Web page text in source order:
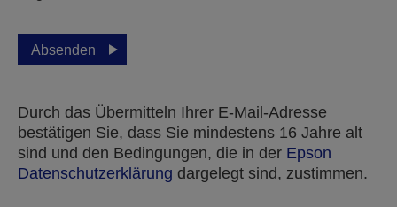
Absenden
Durch das Übermitteln Ihrer E-Mail-Adresse
bestätigen Sie, dass Sie mindestens 16 Jahre alt
sind und den Bedingungen, die in der Epson
Datenschutzerklärung dargelegt sind, zustimmen.